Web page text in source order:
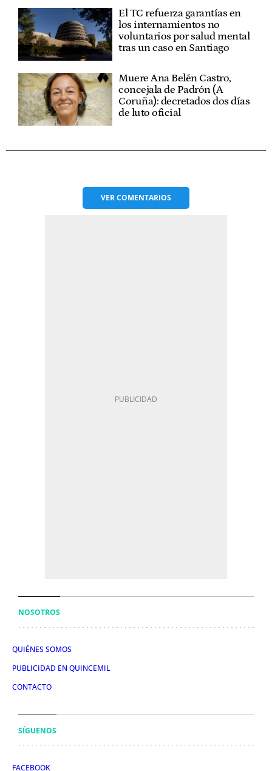
El TC refuerza garantías en
los internamientos no
voluntarios por salud mental
tras un caso en Santiago
Muere Ana Belén Castro,
concejala de Padrón (A
Coruña): decretados dos días
de luto oficial
VERCOMENTARIOS
NOSOTROS
QUIÉNES SOMOS
PUBLICIDAD EN QUINCEMIL
CONTACTO
SÍGUENOS
FACEBOOK